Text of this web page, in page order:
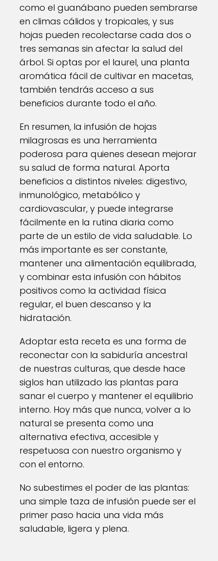
como el guanábano pueden sembrarse
en climas cálidos y tropicales, y sus
hojas pueden recolectarse cada dos o
tres semanas sin afectar la salud del
árbol. Si optas por el laurel, una planta
aromática fácil de cultivar en macetas,
también tendrás acceso a sus
beneficios durante todo el año.
En resumen, la infusión de hojas
milagrosas es una herramienta
poderosa para quienes desean mejorar
su salud de forma natural. Aporta
beneficios a distintos niveles: digestivo,
inmunológico, metabólico y
cardiovascular, y puede integrarse
fácilmente en la rutina diaria como
parte de un estilo de vida saludable. Lo
más importante es ser constante,
mantener una alimentación equilibrada,
y combinar esta infusión con hábitos
positivos como la actividad física
regular, el buen descanso y la
hidratación.
Adoptar esta receta es una forma de
reconectar con la sabiduría ancestral
de nuestras culturas, que desde hace
siglos han utilizado las plantas para
sanar el cuerpo y mantener el equilibrio
interno. Hoy más que nunca, volver a lo
natural se presenta como una
alternativa efectiva, accesible y
respetuosa con nuestro organismo y
con el entorno.
No subestimes el poder de las plantas:
una simple taza de infusión puede ser el
primer paso hacia una vida más
saludable, ligera y plena.